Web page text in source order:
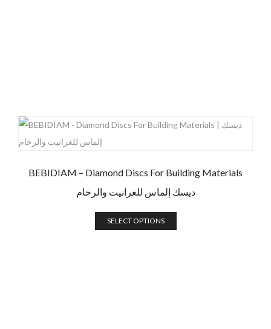
BEBIDIAM – Diamond Discs For Building Materials
ديسك إلماس للغرانيت والرخام
SELECT OPTIONS